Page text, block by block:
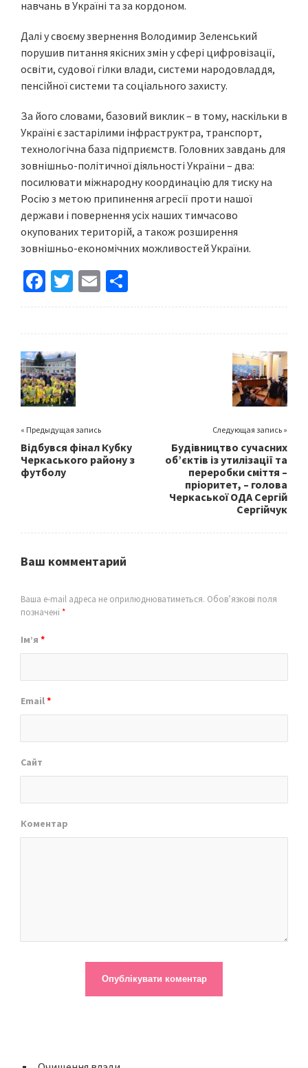
навчань в Україні та за кордоном.
Далі у своєму звернення Володимир Зеленський
порушив питання якісних змін у сфері цифровізації,
освіти, судової гілки влади, системи народовладдя,
пенсійної системи та соціального захисту.
За його словами, базовий виклик – в тому, наскільки в
Україні є застарілими інфраструктра, транспорт,
технологічна база підприємств. Головних завдань для
зовнішньо-політичної діяльності України – два:
посилювати міжнародну координацію для тиску на
Росію з метою припинення агресії проти нашої
держави і повернення усіх наших тимчасово
окупованих територій, а також розширення
зовнішньо-економічних можливостей України.
Fa
ce
o
o
k
T
wi
er
E
m h
« Предыдущая запись
Відбувся фінал Кубку
Черкаського району з
футболу
Следующая запись »
Будівництво сучасних
обʼєктів із утилізації та
переробки сміття –
пріоритет, – голова
Черкаської ОДА Сергій
Сергійчук
Ваш комментарий
Ваша e-mail адреса не оприлюднюватиметься. Обов’язкові поля
позначені *
Ім’я *
Email*
Сайт
Коментар